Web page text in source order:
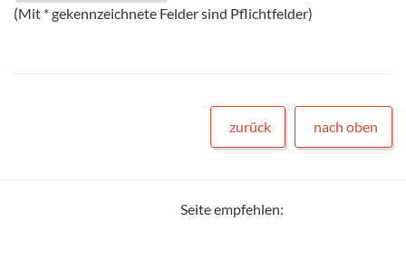
(Mit *gekennzeichnete Felder sind Pflichtfelder)
zurück nach oben
Seite empfehlen: